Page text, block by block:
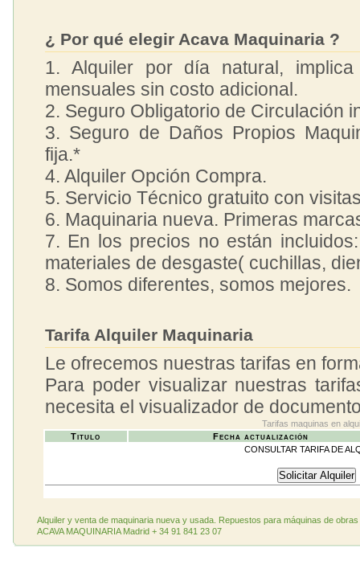
¿ Por qué elegir Acava Maquinaria ?
1. Alquiler por día natural,
mensuales sin costo adicional.
2. Seguro Obligatorio de Circulación
3. Seguro de Daños Propios
fija.*
4. Alquiler Opción Compra.
5. Servicio Técnico gratuito con
6. Maquinaria nueva. Primeras
7. En los precios no están
materiales de desgaste( cuchillas,
8. Somos diferentes, somos mejores.
Tarifa Alquiler Maquinaria
Le ofrecemos nuestras tarifas en
Para poder visualizar nuestras
necesita el visualizador de
Tarifas maquinas en
Titulo
Fecha actualización
CONSULTAR TARIFA DE
Alquiler y venta de maquinaria nueva y usada. Repuestos para máquinas de
ACAVA MAQUINARIA Madrid + 34 91 841 23 07